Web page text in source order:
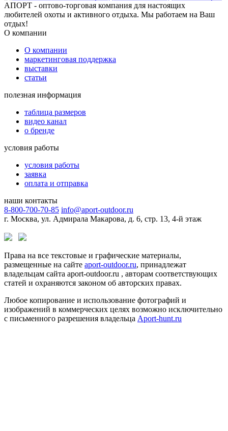
АПОРТ - оптово-торговая компания для настоящих
любителей охоты и активного отдыха. Мы работаем на Ваш
отдых!
О компании
О компании
маркетинговая поддержка
выставки
статьи
полезная информация
таблица размеров
видео канал
о бренде
условия работы
условия работы
заявка
оплата и отправка
наши контакты
8-800-700-70-85 info@aport-outdoor.ru
г. Москва, ул. Адмирала Макарова, д. 6, стр. 13, 4-й этаж
Права на все текстовые и графические материалы,
размещенные на сайте aport-outdoor.ru, принадлежат
владельцам сайта aport-outdoor.ru , авторам соответствующих
статей и охраняются законом об авторских правах.
Любое копирование и использование фотографий и
изображений в коммерческих целях возможно исключительно
с письменного разрешения владельца Aport-hunt.ru